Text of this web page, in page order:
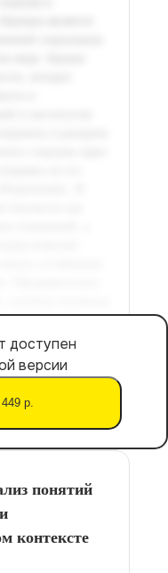
доступен
версии
р.
понятий
контексте